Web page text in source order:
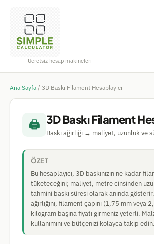
Ücretsiz hesap makineleri
Ana Sayfa / 3D Baskı Filament Hesaplayıcı
🖨️ 3D Baskı Filament
Baskı ağırlığı → maliyet, uzunluk ve
ÖZET
Bu hesaplayıcı, 3D baskınızın ne kadar
tüketeceğini; maliyet, metre cinsinden
tahmini baskı süresi olarak anında gösterir.
ağırlığını, filament çapını (1,75 mm veya
kilogram başına fiyatı girmeniz yeterli.
kullanımını ve bütçenizi kolayca takip edin.